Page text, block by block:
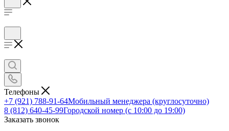
Телефоны
+7 (921) 788-91-64Мобильный менеджера (круглосуточно)
8 (812) 640-45-99Городской номер (с 10:00 до 19:00)
Заказать звонок